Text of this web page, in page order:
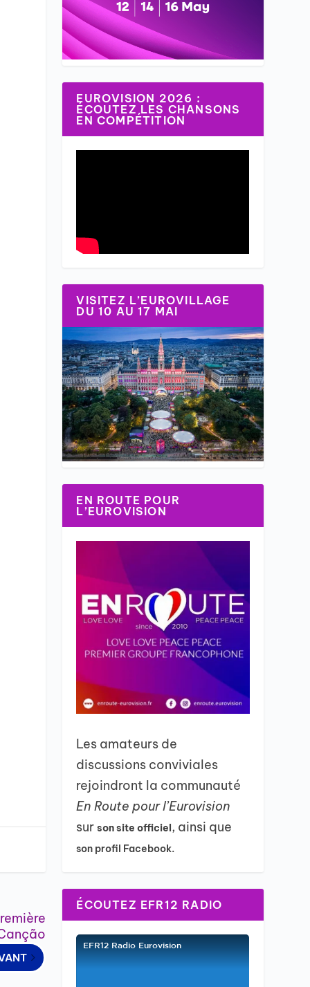
EUROVISION 2026 :
ÉCOUTEZ LES CHANSONS
EN COMPÉTITION
VISITEZ L’EUROVILLAGE
DU 10 AU 17 MAI
EN ROUTE POUR
L’EUROVISION
Les amateurs de
discussions conviviales
rejoindront la communauté
En Route pour l’Eurovision
surson site officiel, ainsi que
son profil Facebook.
ÉCOUTEZ EFR12 RADIO